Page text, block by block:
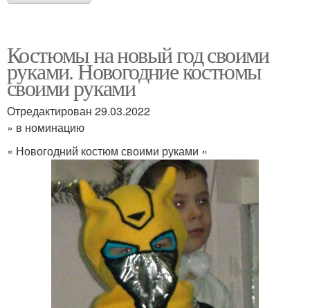
Костюмы на новый год своими
руками. Новогодние костюмы
своими руками
Отредактирован 29.03.2022
» в номинацию
« Новогодний костюм своими руками «